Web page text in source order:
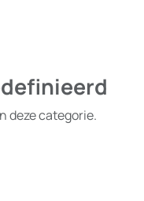
deze categorie.